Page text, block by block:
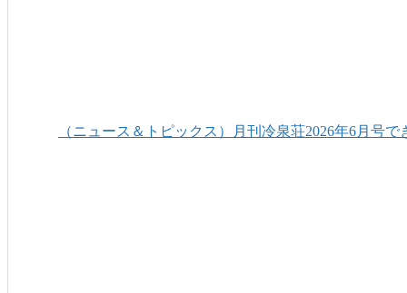
（ニュース＆トピックス）月刊冷泉荘2026年6月号で